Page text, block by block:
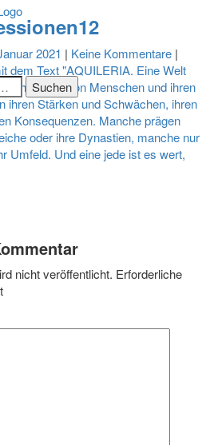
2021 | Keine Kommentare |
nicht veröffentlicht. Erforderliche